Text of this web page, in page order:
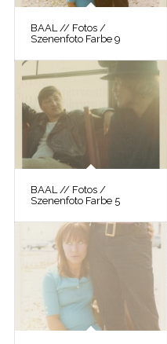
BAAL // Fotos /
Szenenfoto Farbe 9
BAAL // Fotos /
Szenenfoto Farbe 5